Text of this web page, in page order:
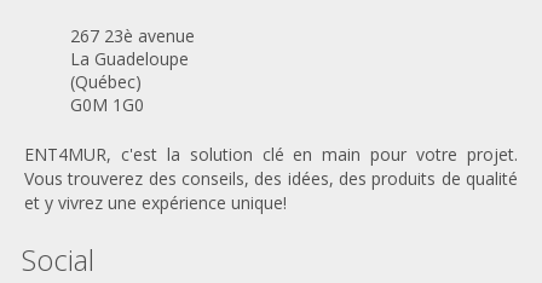
267 23è avenue
La Guadeloupe
(Québec)
G0M 1G0
ENT4MUR, c'est la solution clé en main pour votre projet.
Vous trouverez des conseils, des idées, des produits de qualité
et y vivrez une expérience unique!
Social